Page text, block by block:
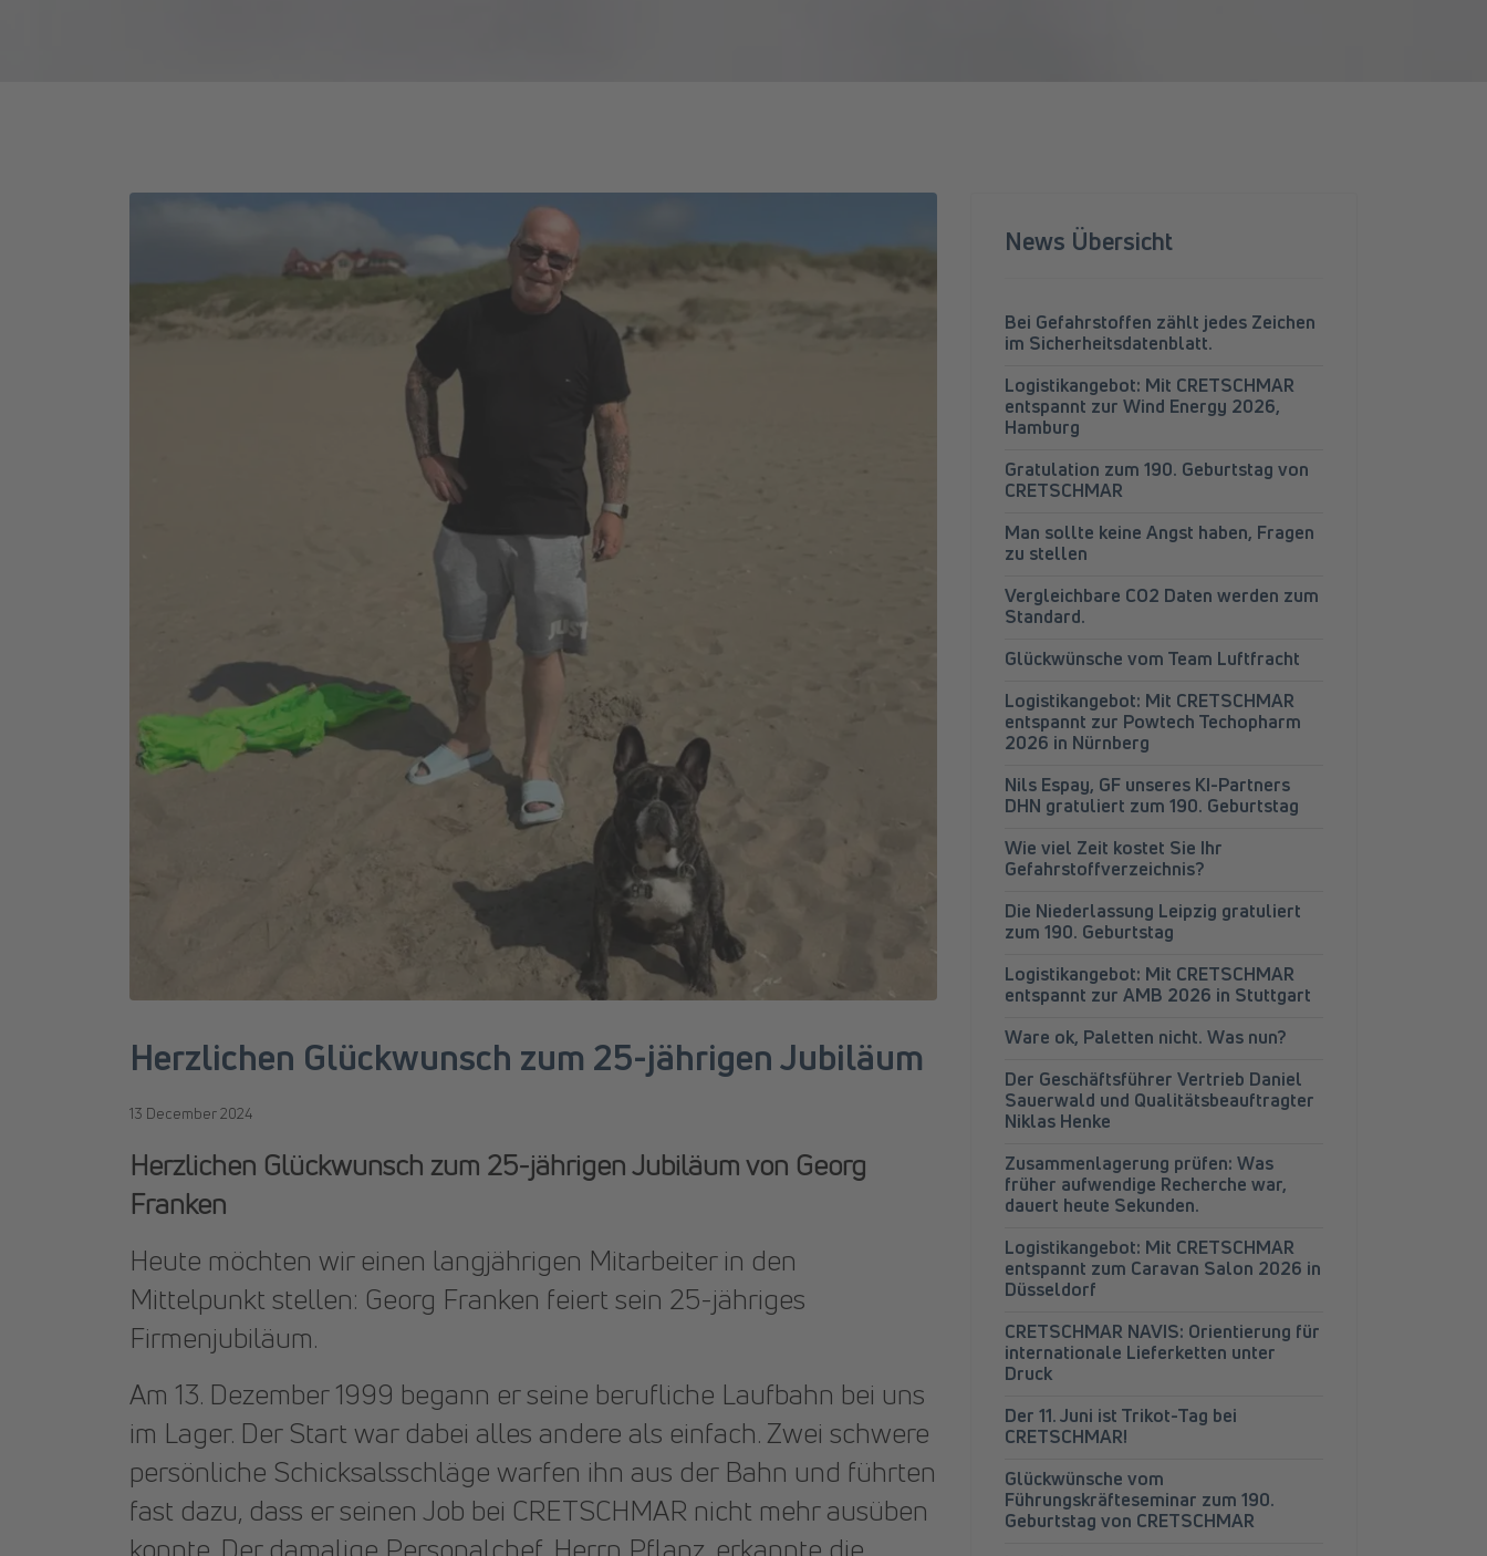
Herzlichen Glückwunsch zum 25-jährigen Jubiläum
13 December 2024
Herzlichen Glückwunsch zum 25-jährigen Jubiläum von Georg
Franken
Heute möchten wir einen langjährigen Mitarbeiter in den
Mittelpunkt stellen: Georg Franken feiert sein 25-jähriges
Firmenjubiläum.
Am 13. Dezember 1999 begann er seine berufliche Laufbahn bei uns
im Lager. Der Start war dabei alles andere als einfach. Zwei schwere
persönliche Schicksalsschläge warfen ihn aus der Bahn und führten
fast dazu, dass er seinen Job bei CRETSCHMAR nicht mehr ausüben
News Übersicht
Bei Gefahrstoffen zählt jedes Zeichen
im Sicherheitsdatenblatt.
Logistikangebot: Mit CRETSCHMAR
entspannt zur Wind Energy 2026,
Hamburg
Gratulation zum 190. Geburtstag von
CRETSCHMAR
Man sollte keine Angst haben, Fragen
zu stellen
Vergleichbare CO2 Daten werden zum
Standard.
Glückwünsche vom Team Luftfracht
Logistikangebot: Mit CRETSCHMAR
entspannt zur Powtech Techopharm
2026 in Nürnberg
Nils Espay, GF unseres KI-Partners
DHN gratuliert zum 190. Geburtstag
Wie viel Zeit kostet Sie Ihr
Gefahrstoffverzeichnis?
Die Niederlassung Leipzig gratuliert
zum 190. Geburtstag
Logistikangebot: Mit CRETSCHMAR
entspannt zur AMB 2026 in Stuttgart
Ware ok, Paletten nicht. Was nun?
Der Geschäftsführer Vertrieb Daniel
Sauerwald und Qualitätsbeauftragter
Niklas Henke
Zusammenlagerung prüfen: Was
früher aufwendige Recherche war,
dauert heute Sekunden.
Logistikangebot: Mit CRETSCHMAR
entspannt zum Caravan Salon 2026 in
Düsseldorf
CRETSCHMAR NAVIS: Orientierung für
internationale Lieferketten unter
Druck
Der 11. Juni ist Trikot-Tag bei
CRETSCHMAR!
Glückwünsche vom
Führungskräfteseminar zum 190.
Geburtstag von CRETSCHMAR